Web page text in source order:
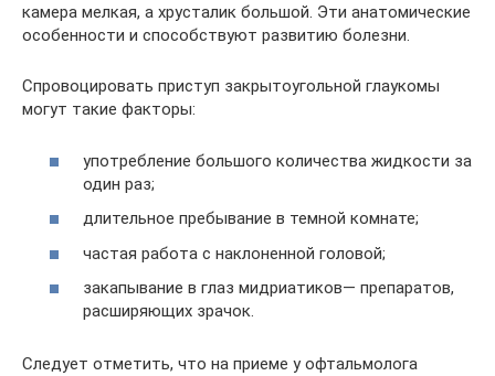
камера мелкая, а хрусталик большой. Эти анатомические
особенности и способствуют развитию болезни.
Спровоцировать приступ закрытоугольной глаукомы
могут такие факторы:
употребление большого количества жидкости за
один раз;
длительное пребывание в темной комнате;
частая работа с наклоненной головой;
закапывание в глаз мидриатиков— препаратов,
расширяющих зрачок.
Следует отметить, что на приеме у офтальмолога